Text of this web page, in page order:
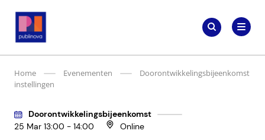
naar
Publinova.nl
Zoeken
naar:
Zoeken
Home Evenementen
Doorontwikkelingsbijeenkomst
instellingen
Doorontwikkelingsbijeenkomst
25 Mar 13:00 - 14:00
Online